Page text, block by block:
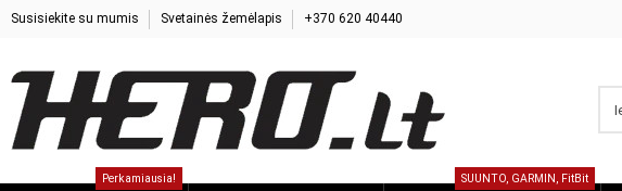
Susisiekite su mumis Svetainės žemėlapis +370 620 40440
Perkamiausia! SUUNTO, GARMIN, FitBit